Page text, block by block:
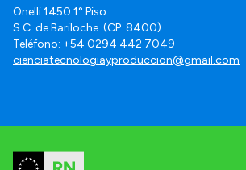
Onelli 1450 1° Piso.
S.C. de Bariloche. (CP. 8400)
Teléfono: +54 0294 442 7049
cienciatecnologiayproduccion@gmail.com